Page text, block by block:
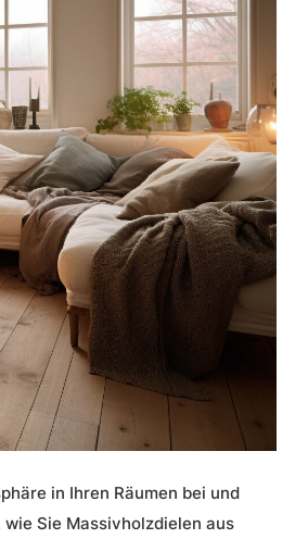
in Ihren Räumen bei und
Sie Massivholzdielen aus